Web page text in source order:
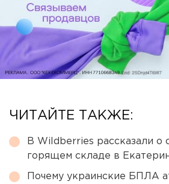
ЧИТАЙТЕ ТАКЖЕ:
В Wildberries рассказали о
горящем складе в
Почему украинские БПЛА